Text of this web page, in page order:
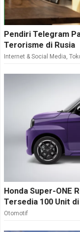
Pendiri Telegram
Terorisme di Rusia
Internet & Social Media,
Honda Super-ONE
Tersedia 100 Unit
Otomotif